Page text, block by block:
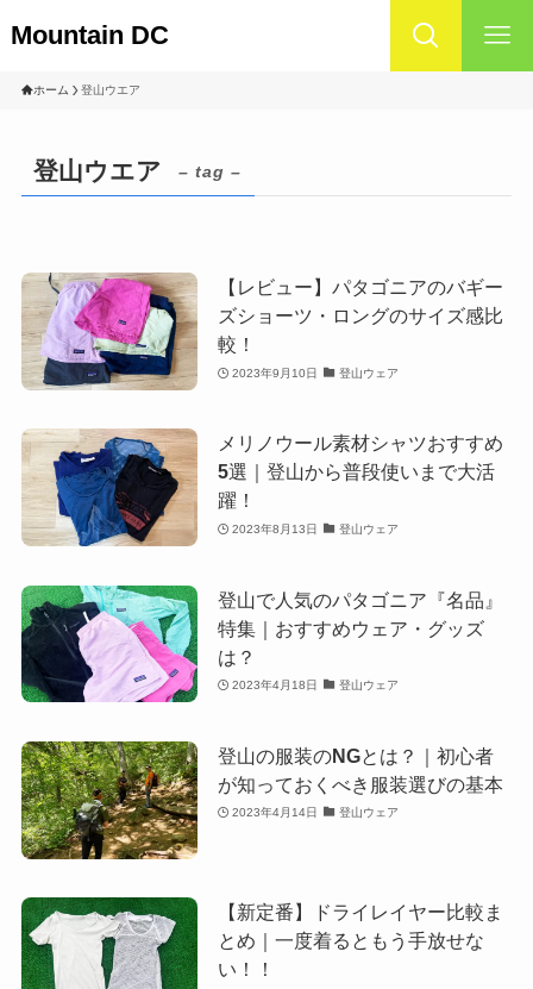
Mountain DC
ホーム 登山ウエア
登山ウエア – tag –
【レビュー】パタゴニアのバギー
ズショーツ・ロングのサイズ感比
較！
2023年9月10日 登山ウェア
メリノウール素材シャツおすすめ
5選｜登山から普段使いまで大活
躍！
2023年8月13日 登山ウェア
登山で人気のパタゴニア『名品』
特集｜おすすめウェア・グッズ
は？
2023年4月18日 登山ウェア
登山の服装のNGとは？｜初心者
が知っておくべき服装選びの基本
2023年4月14日 登山ウェア
【新定番】ドライレイヤー比較ま
とめ｜一度着るともう手放せな
い！！